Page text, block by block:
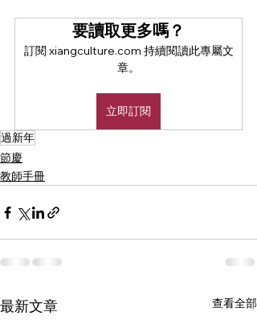
要讀取更多嗎？
訂閱 xiangculture.com 持續閱讀此專屬文
章。
立即訂閱
過新年
節慶
教師手冊
最新文章 查看全部